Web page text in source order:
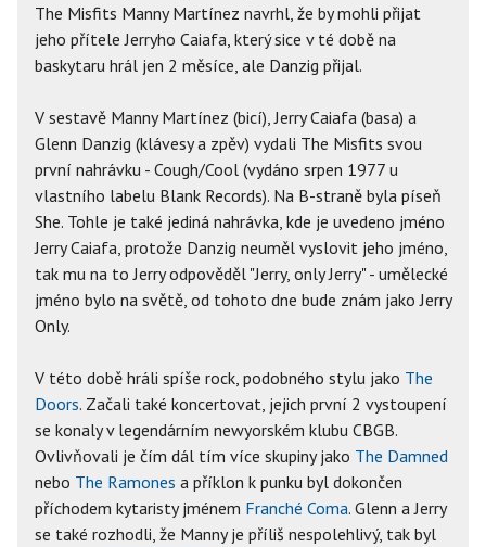
The Misfits Manny Martínez navrhl, že by mohli přijat
jeho přítele Jerryho Caiafa, který sice v té době na
baskytaru hrál jen 2 měsíce, ale Danzig přijal.
V sestavě Manny Martínez (bicí), Jerry Caiafa (basa) a
Glenn Danzig (klávesy a zpěv) vydali The Misfits svou
první nahrávku - Cough/Cool (vydáno srpen 1977 u
vlastního labelu Blank Records). Na B-straně byla píseň
She. Tohle je také jediná nahrávka, kde je uvedeno jméno
Jerry Caiafa, protože Danzig neuměl vyslovit jeho jméno,
tak mu na to Jerry odpověděl "Jerry, only Jerry" - umělecké
jméno bylo na světě, od tohoto dne bude znám jako Jerry
Only.
V této době hráli spíše rock, podobného stylu jako The
Doors. Začali také koncertovat, jejich první 2 vystoupení
se konaly v legendárním newyorském klubu CBGB.
Ovlivňovali je čím dál tím více skupiny jako The Damned
nebo The Ramones a příklon k punku byl dokončen
příchodem kytaristy jménem Franché Coma. Glenn a Jerry
se také rozhodli, že Manny je příliš nespolehlivý, tak byl